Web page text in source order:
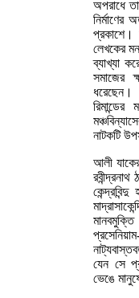
অপরাধে
নির্মাণের
প্রকাশে।
লেখকের
ব্যাখ্যা
সমাজের
নাটকটি
আলী
যেন সে
ভেঙে